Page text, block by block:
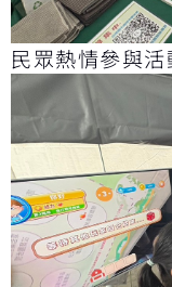
民眾熱情參與